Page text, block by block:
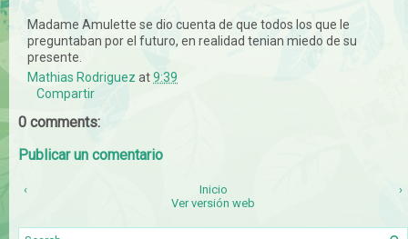
Madame Amulette se dio cuenta de que todos los que le
preguntaban por el futuro, en realidad tenian miedo de su
presente.
Mathias Rodriguez at9:39
Compartir
0 comments:
Publicar un comentario
‹ ›
Inicio
Ver versión web